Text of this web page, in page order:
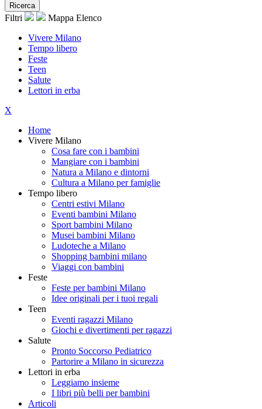
Ricerca
Filtri Mappa Elenco
Vivere Milano
Tempo libero
Feste
Teen
Salute
Lettori in erba
X
Home
Vivere Milano
Cosa fare con i bambini
Mangiare con i bambini
Natura a Milano e dintorni
Cultura a Milano per famiglie
Tempo libero
Centri estivi Milano
Eventi bambini Milano
Sport bambini Milano
Musei bambini Milano
Ludoteche a Milano
Shopping bambini milano
Viaggi con bambini
Feste
Feste per bambini Milano
Idee originali per i tuoi regali
Teen
Eventi ragazzi Milano
Giochi e divertimenti per ragazzi
Salute
Pronto Soccorso Pediatrico
Partorire a Milano in sicurezza
Lettori in erba
Leggiamo insieme
I libri più belli per bambini
Articoli